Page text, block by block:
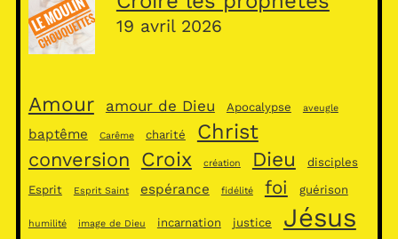
19 avril 2026
Amour amour de Dieu Apocalypse aveugle
baptême Carême charité Christ
conversion Croix création Dieu disciples
Esprit Esprit Saint espérance fidélité foi guérison
humilité image de Dieu incarnation justice Jésus